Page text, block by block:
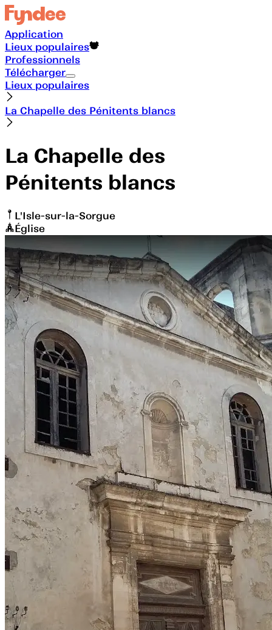
Application
Lieux populaires
Professionnels
Télécharger
Lieux populaires
La Chapelle des Pénitents blancs
La Chapelle des
Pénitents blancs
L'Isle-sur-la-Sorgue
Église